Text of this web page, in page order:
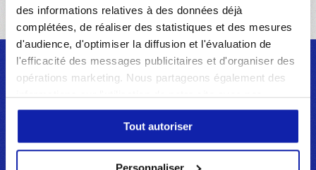
des informations relatives à des données déjà
complétées, de réaliser des statistiques et des mesures
d'audience, d'optimiser la diffusion et l'évaluation de
l'efficacité des messages publicitaires et d'organiser des
opérations marketing. Nous partageons également des
informations sur l'utilisation de notre site avec nos
partenaires de médias sociaux, de publicité et d'analyse,
qui peuvent combiner celles-ci avec d'autres
informations que vous leur avez fournies ou qu'ils ont
collectées lors de votre utilisation de leurs services. Vous
Tout autoriser
Personnaliser
Découvrez
INÈS